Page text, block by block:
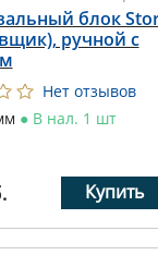
блок
ручной с
Нет отзывов
● В нал. 1 шт
Купить